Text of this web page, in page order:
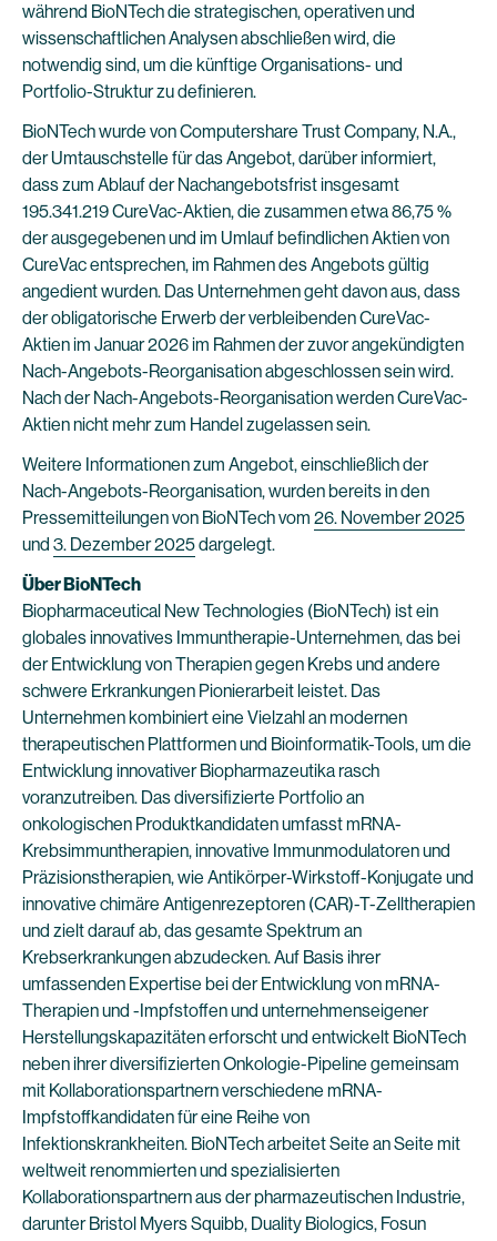
während BioNTech die strategischen, operativen und
wissenschaftlichen Analysen abschließen wird, die
notwendig sind, um die künftige Organisations- und
Portfolio-Struktur zu definieren.
BioNTech wurde von Computershare Trust Company, N.A.,
der Umtauschstelle für das Angebot, darüber informiert,
dass zum Ablauf der Nachangebotsfrist insgesamt
195.341.219 CureVac-Aktien, die zusammen etwa 86,75 %
der ausgegebenen und im Umlauf befindlichen Aktien von
CureVac entsprechen, im Rahmen des Angebots gültig
angedient wurden. Das Unternehmen geht davon aus, dass
der obligatorische Erwerb der verbleibenden CureVac-
Aktien im Januar 2026 im Rahmen der zuvor angekündigten
Nach-Angebots-Reorganisation abgeschlossen sein wird.
Nach der Nach-Angebots-Reorganisation werden CureVac-
Aktien nicht mehr zum Handel zugelassen sein.
Weitere Informationen zum Angebot, einschließlich der
Nach-Angebots-Reorganisation, wurden bereits in den
Pressemitteilungen von BioNTech vom 26. November 2025
und 3. Dezember 2025dargelegt.
Über BioNTech
Biopharmaceutical New Technologies (BioNTech) ist ein
globales innovatives Immuntherapie-Unternehmen, das bei
der Entwicklung von Therapien gegen Krebs und andere
schwere Erkrankungen Pionierarbeit leistet. Das
Unternehmen kombiniert eine Vielzahl an modernen
therapeutischen Plattformen und Bioinformatik-Tools, um die
Entwicklung innovativer Biopharmazeutika rasch
voranzutreiben. Das diversifizierte Portfolio an
onkologischen Produktkandidaten umfasst mRNA-
Krebsimmuntherapien, innovative Immunmodulatoren und
Präzisionstherapien, wie Antikörper-Wirkstoff-Konjugate und
innovative chimäre Antigenrezeptoren (CAR)-T-Zelltherapien
und zielt darauf ab, das gesamte Spektrum an
Krebserkrankungen abzudecken. Auf Basis ihrer
umfassenden Expertise bei der Entwicklung von mRNA-
Therapien und -Impfstoffen und unternehmenseigener
Herstellungskapazitäten erforscht und entwickelt BioNTech
neben ihrer diversifizierten Onkologie-Pipeline gemeinsam
mit Kollaborationspartnern verschiedene mRNA-
Impfstoffkandidaten für eine Reihe von
Infektionskrankheiten. BioNTech arbeitet Seite an Seite mit
weltweit renommierten und spezialisierten
Kollaborationspartnern aus der pharmazeutischen Industrie,
darunter Bristol Myers Squibb, Duality Biologics, Fosun